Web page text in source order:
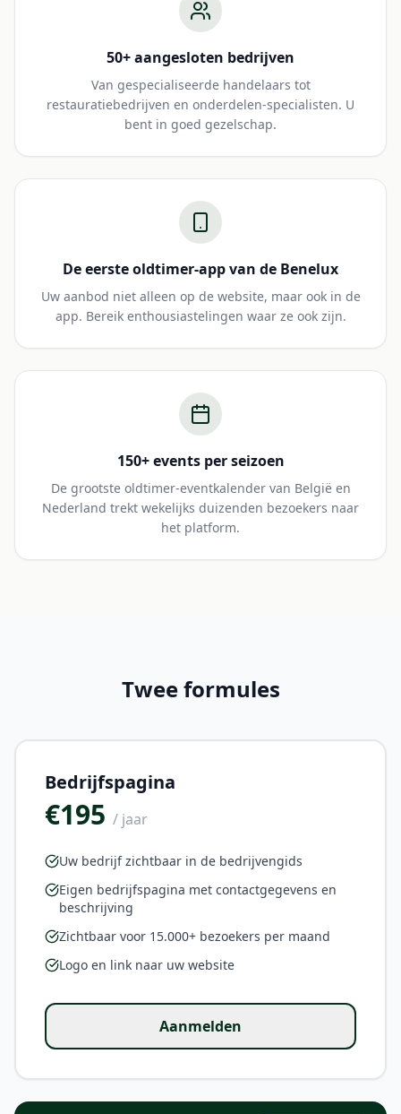
50+ aangesloten bedrijven
Van gespecialiseerde handelaars tot
restauratiebedrijven en onderdelen-specialisten. U
bent in goed gezelschap.
De eerste oldtimer-app van de Benelux
Uw aanbod niet alleen op de website, maar ook in de
app. Bereik enthousiastelingen waar ze ook zijn.
150+ events per seizoen
De grootste oldtimer-eventkalender van België en
Nederland trekt wekelijks duizenden bezoekers naar
het platform.
Twee formules
Bedrijfspagina
€195 / jaar
Uw bedrijf zichtbaar in de bedrijvengids
Eigen bedrijfspagina met contactgegevens en
beschrijving
Zichtbaar voor 15.000+ bezoekers per maand
Logo en link naar uw website
Aanmelden